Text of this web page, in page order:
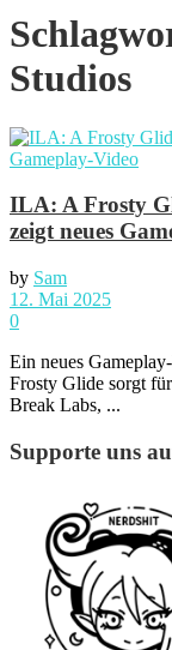
Studios
ILA: A Frosty
zeigt neues
by Sam
12. Mai 2025
0
Ein neues
Frosty Glide sorgt
Break Labs, ...
Supporte uns